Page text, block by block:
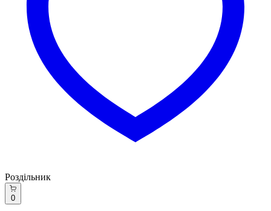
Роздільник
0